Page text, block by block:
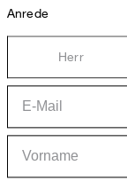
Anrede
Herr